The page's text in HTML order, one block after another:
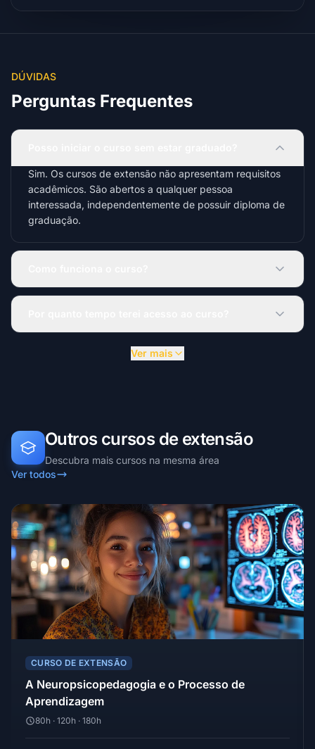
DÚVIDAS
Perguntas Frequentes
Sim. Os cursos de extensão não apresentam requisitos
acadêmicos. São abertos a qualquer pessoa
interessada, independentemente de possuir diploma de
graduação.
Ver mais
Outros cursos de extensão
Descubra mais cursos na mesma área
Ver todos
CURSO DE EXTENSÃO
A Neuropsicopedagogia e o Processo de
Aprendizagem
80h · 120h · 180h